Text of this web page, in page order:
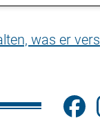
was er